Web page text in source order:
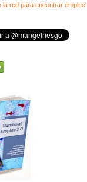
la red para encontrar empleo'